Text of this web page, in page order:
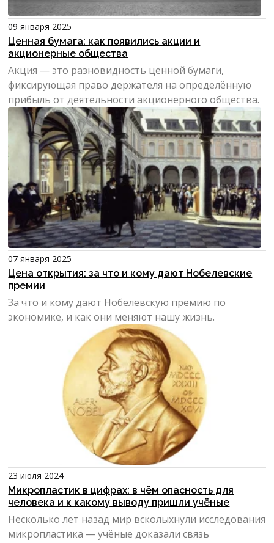
09 января 2025
Ценная бумага: как появились акции и
акционерные общества
Акция — это разновидность ценной бумаги,
фиксирующая право держателя на определённую
прибыль от деятельности акционерного общества.
07 января 2025
Цена открытия: за что и кому дают Нобелевские
премии
За что и кому дают Нобелевскую премию по
экономике, и как они меняют нашу жизнь.
23 июля 2024
Микропластик в цифрах: в чём опасность для
человека и к какому выводу пришли учёные
Несколько лет назад мир всколыхнули исследования
микропластика — учёные доказали связь